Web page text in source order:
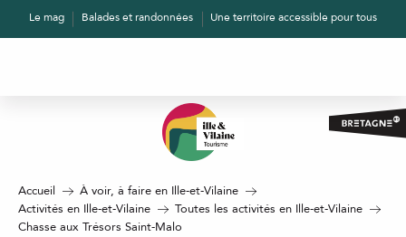
AllerLe mag Balades et randonnées Une territoire accessible pour tous
Accueil
À voir, à faire en Ille-et-Vilaine
Activités en Ille-et-Vilaine
Toutes les activités en Ille-et-Vilaine
Chasse aux Trésors Saint-Malo